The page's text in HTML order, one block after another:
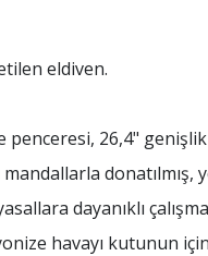
eldiven.
penceresi, 26,4"
dayanıklı
havayı kutunun